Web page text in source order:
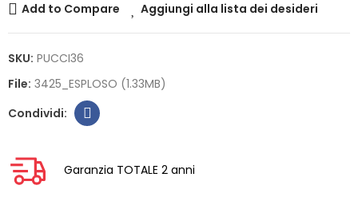
Add to Compare Aggiungi alla lista dei desideri
SKU: PUCCI36
File: 3425_ESPLOSO (1.33MB)
Garanzia TOTALE 2 anni